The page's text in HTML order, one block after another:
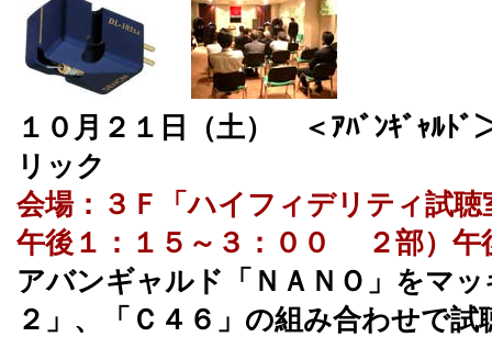
１０月２１日（土） ＜ｱﾊﾞﾝｷﾞｬﾙ
リック
会場：３Ｆ「ハイフィデリティ試
午後１：１５～３：００ ２部）午
アバンギャルド「ＮＡＮＯ」をマ
２」、「Ｃ４６」の組み合わせで試